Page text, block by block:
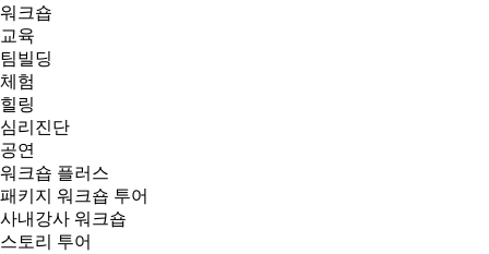
워크숍
교육
팀빌딩
체험
힐링
심리진단
공연
워크숍 플러스
패키지 워크숍 투어
사내강사 워크숍
스토리 투어